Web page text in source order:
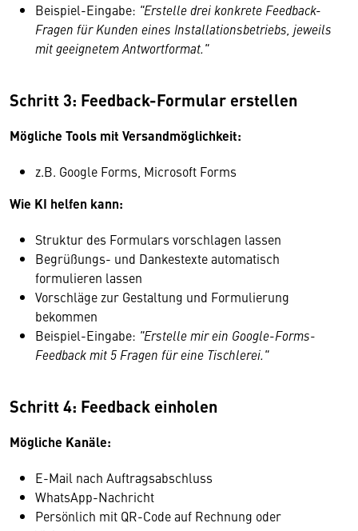
Beispiel-Eingabe: "Erstelle drei konkrete Feedback-
Fragen für Kunden eines Installationsbetriebs, jeweils
mit geeignetem Antwortformat."
Schritt 3: Feedback-Formular erstellen
Mögliche Tools mit Versandmöglichkeit:
z.B. Google Forms, Microsoft Forms
Wie KI helfen kann:
Struktur des Formulars vorschlagen lassen
Begrüßungs- und Dankestexte automatisch
formulieren lassen
Vorschläge zur Gestaltung und Formulierung
bekommen
Beispiel-Eingabe: "Erstelle mir ein Google-Forms-
Feedback mit 5 Fragen für eine Tischlerei."
Schritt 4: Feedback einholen
Mögliche Kanäle:
E-Mail nach Auftragsabschluss
WhatsApp-Nachricht
Persönlich mit QR-Code auf Rechnung oder